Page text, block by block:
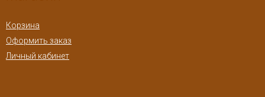
Корзина
Оформить заказ
Личный кабинет